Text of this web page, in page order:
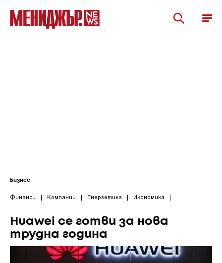
Бизнес
Финанси | Компании | Енергетика | Икономика |
Huawei се готви за нова
трудна година